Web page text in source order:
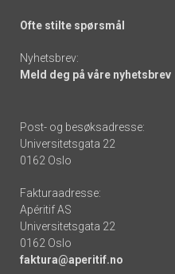
Ofte stilte spørsmål
Nyhetsbrev:
Meld deg på våre nyhetsbrev
Post- og besøksadresse:
Universitetsgata 22
0162 Oslo
Fakturaadresse:
Apéritif AS
Universitetsgata 22
0162 Oslo
faktura@aperitif.no